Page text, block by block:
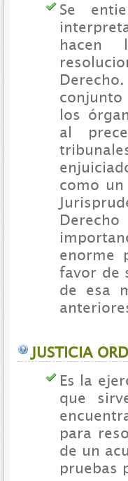
Se
hacen
los
al
como
enorme
favor de
de esa
JUSTICIA
Es la
que
para
de un
pruebas